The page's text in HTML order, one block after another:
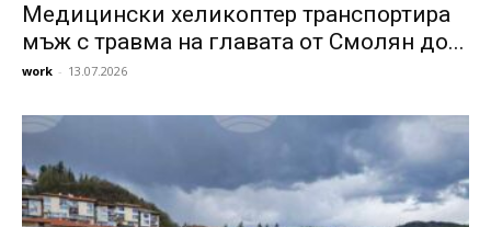
Медицински хеликоптер транспортира
мъж с травма на главата от Смолян до...
work - 13.07.2026